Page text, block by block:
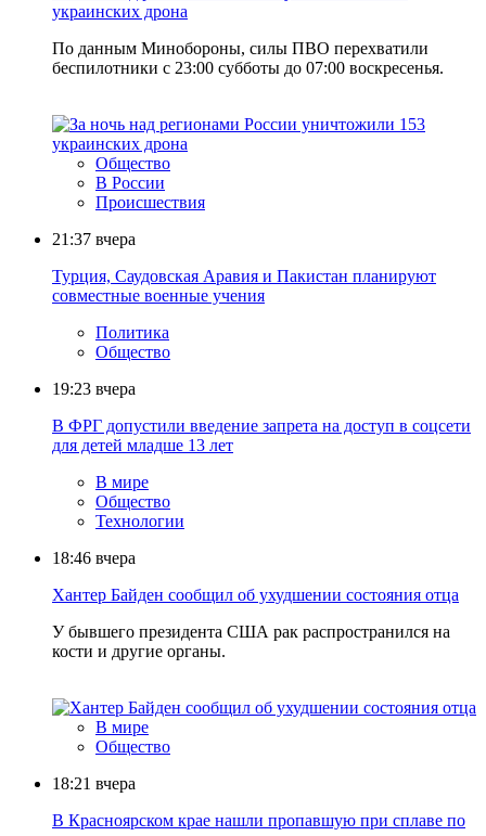
украинских дрона
По данным Минобороны, силы ПВО перехватили
беспилотники с 23:00 субботы до 07:00 воскресенья.
Общество
В России
Происшествия
21:37 вчера
Турция, Саудовская Аравия и Пакистан планируют
совместные военные учения
Политика
Общество
19:23 вчера
В ФРГ допустили введение запрета на доступ в соцсети
для детей младше 13 лет
В мире
Общество
Технологии
18:46 вчера
Хантер Байден сообщил об ухудшении состояния отца
У бывшего президента США рак распространился на
кости и другие органы.
В мире
Общество
18:21 вчера
В Красноярском крае нашли пропавшую при сплаве по